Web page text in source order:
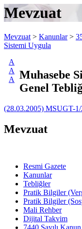
Mevzuat
Mevzuat > Kanunlar>
Sistemi Uygula
A
A
A
Muhasebe
Genel
(28.03.2005) MSUGT-1/
Mevzuat
Resmi Gazete
Kanunlar
Tebliğler
Pratik Bilgiler
Pratik Bilgiler
Mali Rehber
Dijital Takvim
7440 Sayılı